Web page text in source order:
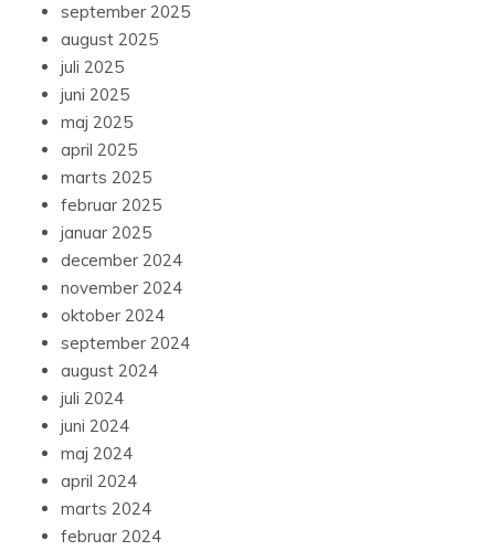
september 2025
august 2025
juli 2025
juni 2025
maj 2025
april 2025
marts 2025
februar 2025
januar 2025
december 2024
november 2024
oktober 2024
september 2024
august 2024
juli 2024
juni 2024
maj 2024
april 2024
marts 2024
februar 2024